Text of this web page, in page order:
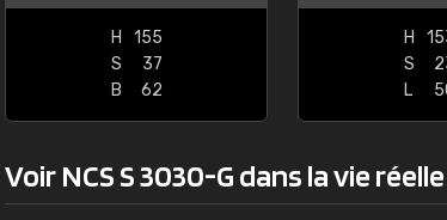
H
155
S
37
B
62
H
S
L
Voir NCS S 3030-G dans la vie réelle